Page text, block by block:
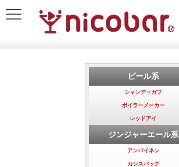
toggle
navigation
ビール系
シャンディガフ
ボイラーメーカー
レッドアイ
ジンジャーエール系
アンパイネン
カシスバック